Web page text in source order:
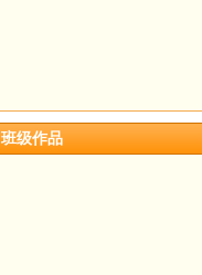
班级作品